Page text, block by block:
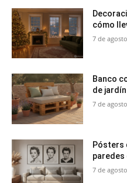
cómo
7 de
Banco
de
7 de
Pósters
paredes
7 de